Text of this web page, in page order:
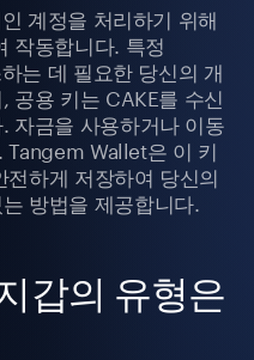
계정을 처리하기 위해
작동합니다. 특정
는 데 필요한 당신의 개
공용 키는 CAKE를 수신
자금을 사용하거나 이동
Wallet은 이 키
하게 저장하여 당신의
방법을 제공합니다.
갑의 유형은